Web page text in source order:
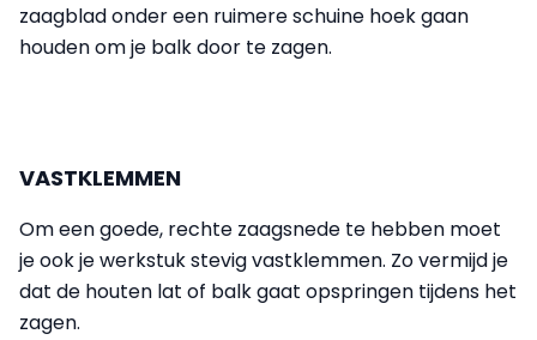
zaagblad onder een ruimere schuine hoek gaan
houden om je balk door te zagen.
VASTKLEMMEN
Om een goede, rechte zaagsnede te hebben moet
je ook je werkstuk stevig vastklemmen. Zo vermijd je
dat de houten lat of balk gaat opspringen tijdens het
zagen.